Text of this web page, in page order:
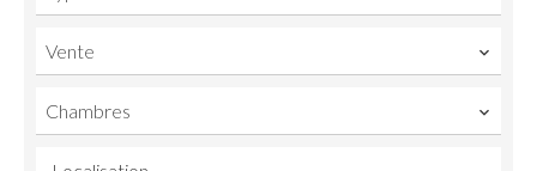
Vente
Chambres